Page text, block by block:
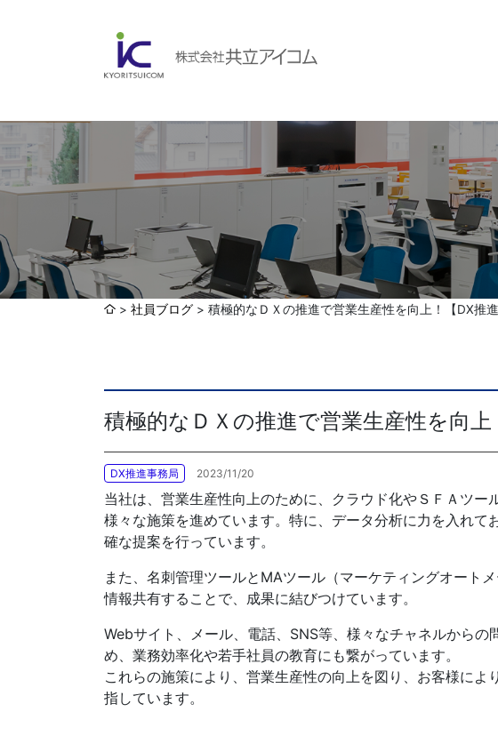
会社案内
会社概要 社長挨拶
認証取得
各種方針 POLICY
情報セキュリティ基本方針 個人情報・特定個人
Web制作・ホームページ制作
WEB
ホームページ制作・運営
ランディングページ制作
Web分析・改善・コンサルティング
インターネット広告代行
シ
企画・販売促進
PLANNING
トータルプロモーション
ブランディング戦略
イベント運営
周年事業
採用プロモーション
発
社員ブログ 積極的なＤＸの推進で営業生産性を向上！【DX推進
積極的なＤＸの推進で営業生産性を向上
DX推進事務局 2023/11/20
当社は、営業生産性向上のために、クラウド化やＳＦＡツー
様々な施策を進めています。特に、データ分析に力を入れて
確な提案を行っています。
また、名刺管理ツールとMAツール（マーケティングオート
情報共有することで、成果に結びつけています。
Webサイト、メール、電話、SNS等、様々なチャネルからの
め、業務効率化や若手社員の教育にも繋がっています。
これらの施策により、営業生産性の向上を図り、お客様によ
指しています。